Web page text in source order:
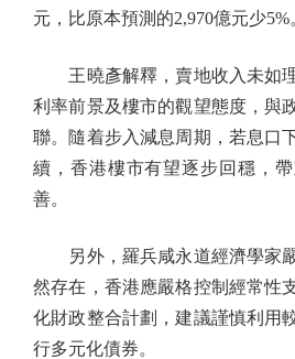
元，比原本預測的2,970億元少5%
王曉彥解釋，賣地收入未如
利率前景及樓市的觀望態度，與
聯。隨着步入減息周期，若息口
續，香港樓市有望逐步回穩，
善。
另外，羅兵咸永道經濟學家
然存在，香港應嚴格控制經常性
化財政整合計劃，建議謹慎利用
行多元化債券。